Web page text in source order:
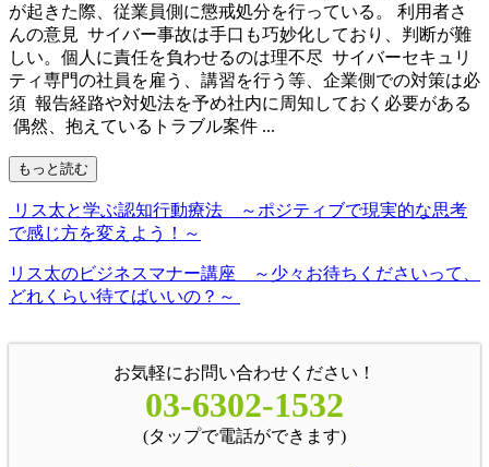
が起きた際、従業員側に懲戒処分を行っている。 利用者さ
んの意見 サイバー事故は手口も巧妙化しており、判断が難
しい。個人に責任を負わせるのは理不尽 サイバーセキュリ
ティ専門の社員を雇う、講習を行う等、企業側での対策は必
須 報告経路や対処法を予め社内に周知しておく必要がある
偶然、抱えているトラブル案件 ...
もっと読む
リス太と学ぶ認知行動療法 ～ポジティブで現実的な思考
で感じ方を変えよう！～
リス太のビジネスマナー講座 ～少々お待ちくださいって、
どれくらい待てばいいの？～
お気軽にお問い合わせください！
03-6302-1532
(タップで電話ができます)